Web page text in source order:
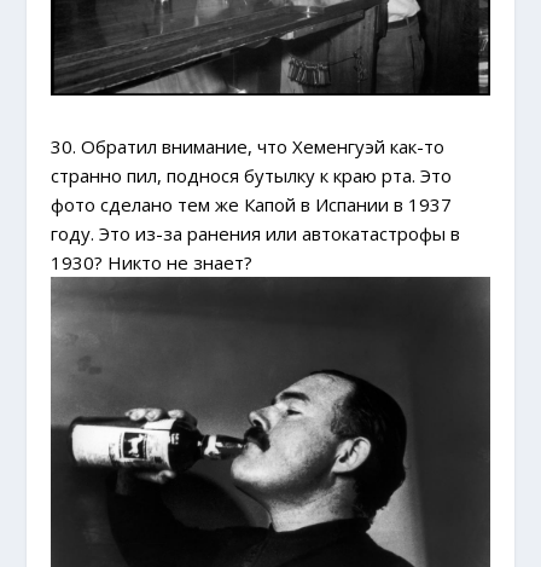
30. Обратил внимание, что Хеменгуэй как-то
странно пил, поднося бутылку к краю рта. Это
фото сделано тем же Капой в Испании в 1937
году. Это из-за ранения или автокатастрофы в
1930? Никто не знает?